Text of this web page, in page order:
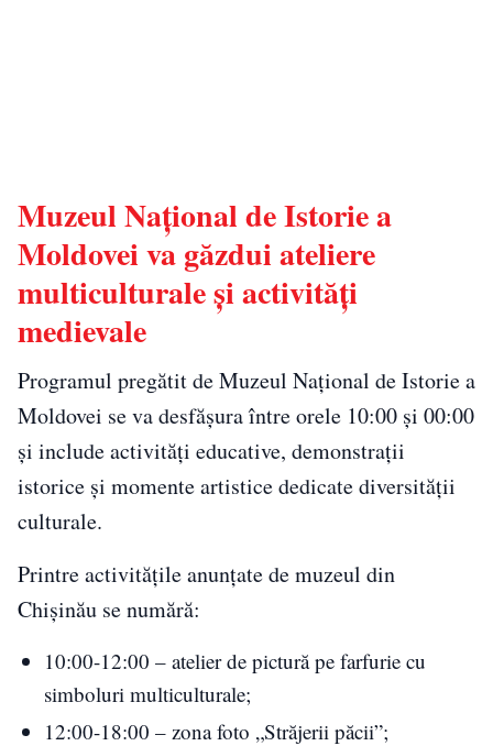
Muzeul Național de Istorie a
Moldovei va găzdui ateliere
multiculturale și activități
medievale
Programul pregătit de Muzeul Național de Istorie a
Moldovei se va desfășura între orele 10:00 și 00:00
și include activități educative, demonstrații
istorice și momente artistice dedicate diversității
culturale.
Printre activitățile anunțate de muzeul din
Chișinău se numără:
10:00-12:00 – atelier de pictură pe farfurie cu
simboluri multiculturale;
12:00-18:00 – zona foto „Străjerii păcii”;